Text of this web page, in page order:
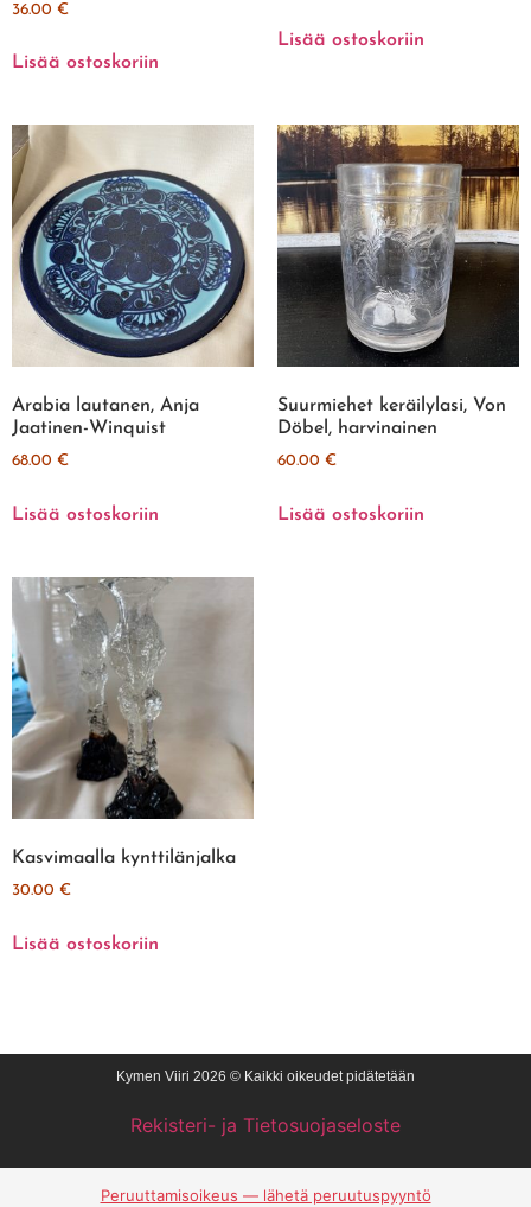
36.00 €
Lisää ostoskoriin
Lisää ostoskoriin
Arabia lautanen, Anja
Jaatinen-Winquist
68.00 €
Lisää ostoskoriin
Suurmiehet keräilylasi, Von
Döbel, harvinainen
60.00 €
Lisää ostoskoriin
Kasvimaalla kynttilänjalka
30.00 €
Lisää ostoskoriin
Kymen Viiri 2026 © Kaikki oikeudet pidätetään
Rekisteri- ja Tietosuojaseloste
Peruuttamisoikeus — lähetä peruutuspyyntö